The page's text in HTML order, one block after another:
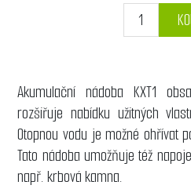
Akumulační nádoba KXT1
rozšiřuje nabídku užitných
Otopnou vodu je možné ohřívat
Tato nádoba umožňuje též
např. krbová kamna.